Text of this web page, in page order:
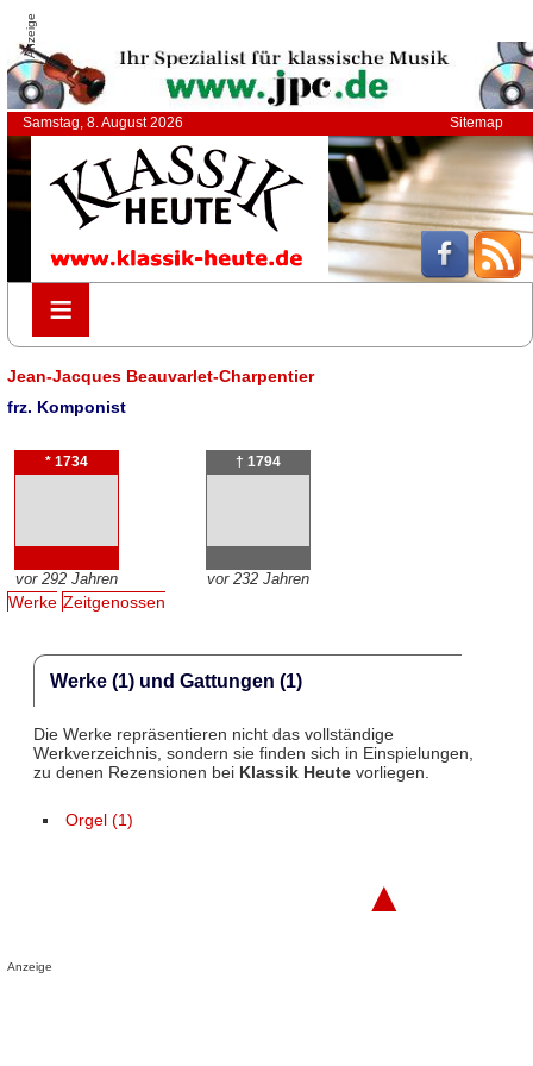
Anzeige
Samstag, 8. August 2026 Sitemap
≡
≡
Jean-Jacques Beauvarlet-Charpentier
frz. Komponist
* 1734
vor 292 Jahren
† 1794
vor 232 Jahren
Werke Zeitgenossen
Werke (1) und Gattungen (1)
Die Werke repräsentieren nicht das vollständige
Werkverzeichnis, sondern sie finden sich in Einspielungen,
zu denen Rezensionen bei Klassik Heutevorliegen.
Orgel (1)
▲
Anzeige